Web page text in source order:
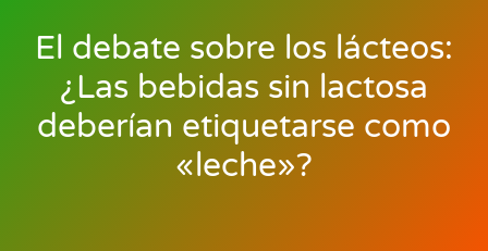
El debate sobre los lácteos:
¿Las bebidas sin lactosa
deberían etiquetarse como
«leche»?